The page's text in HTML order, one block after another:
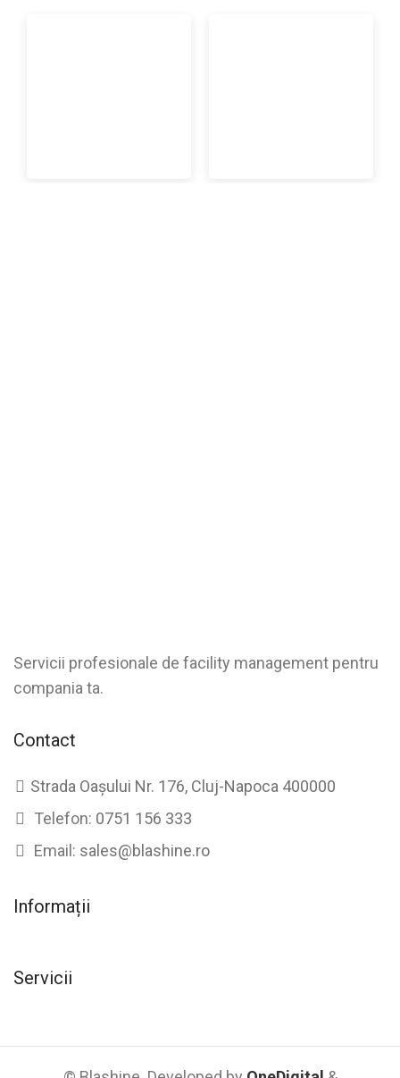
Servicii profesionale de facility management pentru
compania ta.
Contact
Strada Oașului Nr. 176, Cluj-Napoca 400000
Telefon: 0751 156 333
Email: sales@blashine.ro
Informații
Servicii